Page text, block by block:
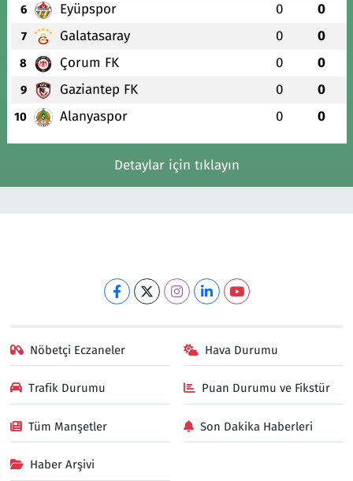
6 Eyüpspor 0 0
7 Galatasaray 0 0
8 Çorum FK 0 0
9 Gaziantep FK 0 0
10 Alanyaspor 0 0
Detaylar için tıklayın
Nöbetçi Eczaneler Hava Durumu
Trafik Durumu Puan Durumu ve Fikstür
Tüm Manşetler Son Dakika Haberleri
Haber Arşivi